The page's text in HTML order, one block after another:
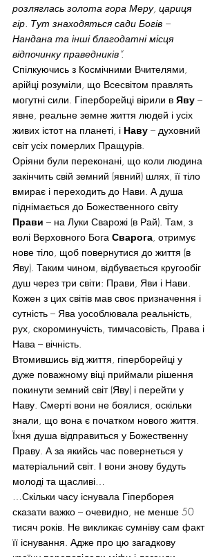
розляглась золота гора Меру, цариця
гір. Тут знаходяться сади Богів –
Нандана та інші благодатні місця
відпочинку праведників”.
Спілкуючись з Космічними Вчителями,
арійці розуміли, що Всесвітом правлять
могутні сили. Гіперборейці вірили в Яву –
явне, реальне земне життя людей і усіх
живих істот на планеті, і Наву – духовний
світ усіх померлих Пращурів.
Оріяни були переконані, що коли людина
закінчить свій земний (явний) шлях, її тіло
вмирає і переходить до Нави. А душа
піднімається до Божественного світу
Прави – на Луки Сварожі (в Рай). Там, з
волі Верховного Бога Сварога , отримує
нове тіло, щоб повернутися до життя (в
Яву). Таким чином, відбувається кругообіг
душ через три світи: Прави, Яви і Нави.
Кожен з цих світів мав своє призначення і
сутність – Ява уособлювала реальність,
рух, скороминучість, тимчасовість, Права і
Нава – вічність.
Втомившись від життя, гіперборейці у
дуже поважному віці приймали рішення
покинути земний світ (Яву) і перейти у
Наву. Смерті вони не боялися, оскільки
знали, що вона є початком нового життя.
Їхня душа відправиться у Божественну
Праву. А за якийсь час повернеться у
матеріальний світ. І вони знову будуть
молоді та щасливі…
…Скільки часу існувала Гіперборея
сказати важко – очевидно, не менше 50
тисяч років. Не викликає сумніву сам факт
її існування. Адже про цю загадкову